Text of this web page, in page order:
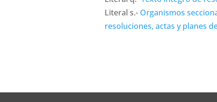
Literal s.- Organismos
resoluciones, actas y planes